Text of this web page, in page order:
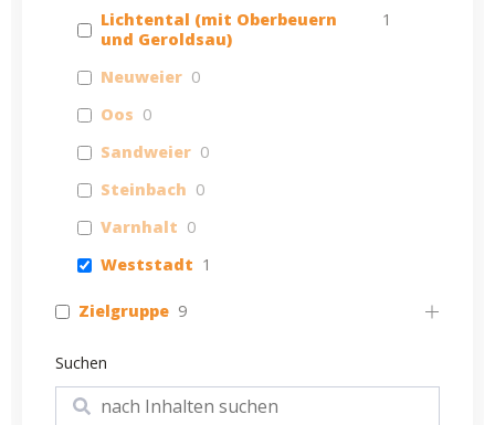
Lichtental (mit Oberbeuern
und Geroldsau)
1
Neuweier 0
Oos 0
Sandweier 0
Steinbach 0
Varnhalt 0
Weststadt 1
Zielgruppe 9
Suchen
Suchen